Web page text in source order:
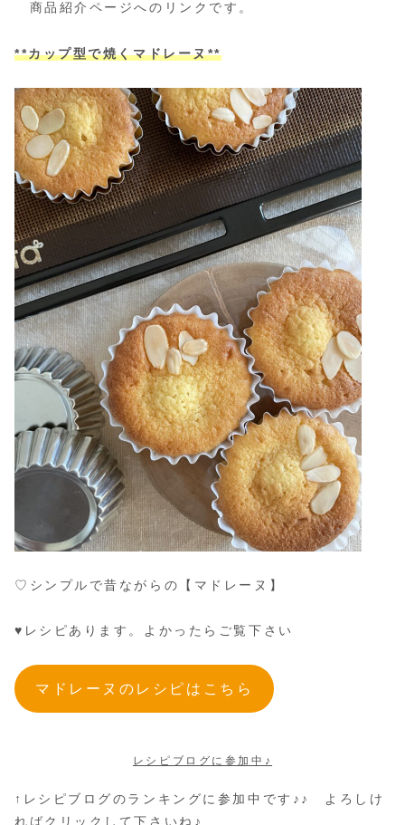
商品紹介ページへのリンクです。
**カップ型で焼くマドレーヌ**
♡シンプルで昔ながらの【マドレーヌ】
♥レシピあります。よかったらご覧下さい
マドレーヌのレシピはこちら
レシピブログに参加中♪
↑レシピブログのランキングに参加中です♪♪ よろしけ
ればクリックして下さいね♪